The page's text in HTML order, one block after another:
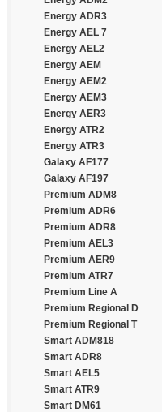
Double Happiness
Double Road
Doublestar
Doupro
Drivemaster
Dunlop
Duraturn
Durun
Eced
Ecovision
Estrada
Everest
Everton
Fairking
Falken
Farroad
Fastwear
Federal
Fesite
Firelion
Firemax
Firestone
Force
Formula
Fortune
Energy ADR3
Energy AEL 7
Energy AEL2
Energy AEM
Energy AEM2
Energy AEM3
Energy AER3
Energy ATR2
Energy ATR3
Galaxy AF177
Galaxy AF197
Premium ADM8
Premium ADR6
Premium ADR8
Premium AEL3
Premium AER9
Premium ATR7
Premium Line A
Premium Regional D
Premium Regional T
Smart ADM818
Smart ADR8
Smart AEL5
Smart ATR9
Smart DM61